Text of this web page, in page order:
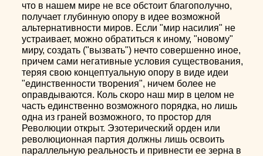
что в нашем мире не все обстоит благополучно,
получает глубинную опору в идее возможной
альтернативности миров. Если "мир насилия" не
устраивает, можно обратиться к иному, "новому"
миру, создать ("вызвать") нечто совершенно иное,
причем сами негативные условия существования,
теряя свою концептуальную опору в виде идеи
"единственности творения", ничем более не
оправдываются. Коль скоро наш мир в целом не
часть единственно возможного порядка, но лишь
одна из граней возможного, то простор для
Революции открыт. Эзотерический орден или
революционная партия должны лишь освоить
параллельную реальность и привнести ее зерна в